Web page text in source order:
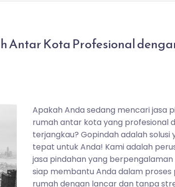
Antar Kota Profesional
Apakah Anda sedang mencari jasa
rumah antar kota yang profesional
terjangkau? Gopindah adalah solusi
tepat untuk Anda! Kami adalah
jasa pindahan yang berpengalaman
siap membantu Anda dalam proses
rumah dengan lancar dan tanpa